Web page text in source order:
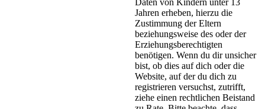
Daten von Kindern unter 13
Jahren erheben, hierzu die
Zustimmung der Eltern
beziehungsweise des oder der
Erziehungsberechtigten
benötigen. Wenn du dir unsicher
bist, ob dies auf dich oder die
Website, auf der du dich zu
registrieren versuchst, zutrifft,
ziehe einen rechtlichen Beistand